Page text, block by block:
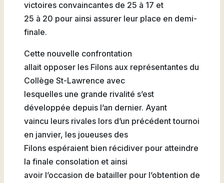
victoires convaincantes de 25 à 17 et
25 à 20 pour ainsi assurer leur place en demi-
finale.
Cette nouvelle confrontation
allait opposer les Filons aux représentantes du
Collège St-Lawrence avec
lesquelles une grande rivalité s’est
développée depuis l’an dernier. Ayant
vaincu leurs rivales lors d’un précédent tournoi
en janvier, les joueuses des
Filons espéraient bien récidiver pour atteindre
la finale consolation et ainsi
avoir l’occasion de batailler pour l’obtention de